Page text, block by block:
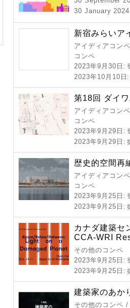
30 January
新宿みらいア
アイディアコン
コンペ
2023年9月30日 :
2023年10月10日
第18回 ダイ
アイディアコン
コンペ
2023年9月29日 :
2023年9月29日 :
歴史的空間再
アイディアコン
コンペ
2023年9月25日 :
2023年9月25日 :
カナダ建築セ
CCA-WRI
その他のコンペ
2023年9月25日 :
2023年9月25日 :
建築家のあか
その他のコンペ